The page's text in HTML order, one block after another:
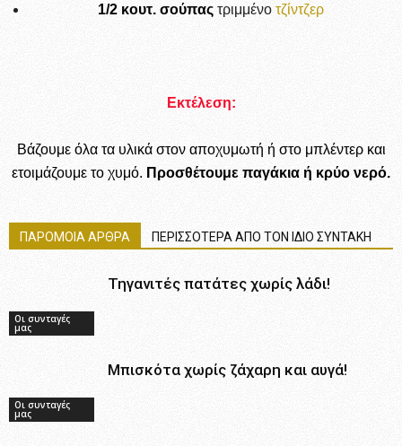
1/2 κoυτ. σούπαςτριμμένοτζίντζερ
Εκτέλεση:
Βάζουμε όλα τα υλικά στον αποχυμωτή ή στο μπλέντερ και
ετοιμάζουμε το χυμό. Προσθέτουμε παγάκια ή κρύο νερό.
ΠΑΡΟΜΟΙΑ ΑΡΘΡΑ ΠΕΡΙΣΣΟΤΕΡΑ ΑΠΟ ΤΟΝ ΙΔΙΟ ΣΥΝΤΑΚΗ
Οι συνταγές
μας
Τηγανιτές πατάτες χωρίς λάδι!
Οι συνταγές
μας
Μπισκότα χωρίς ζάχαρη και αυγά!